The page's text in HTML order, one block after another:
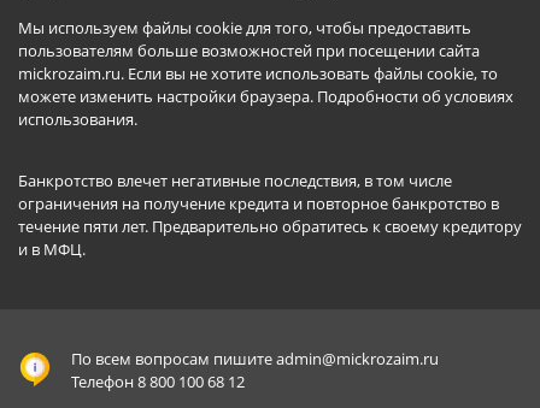
Мы используем файлы cookie для того, чтобы предоставить
пользователям больше возможностей при посещении сайта
mickrozaim.ru. Если вы не хотите использовать файлы cookie, то
можете изменить настройки браузера. Подробности об условиях
использования.
Банкротство влечет негативные последствия, в том числе
ограничения на получение кредита и повторное банкротство в
течение пяти лет. Предварительно обратитесь к своему кредитору
и в МФЦ.
По всем вопросам пишитеadmin@mickrozaim.ru
Телефон 8 800 100 68 12